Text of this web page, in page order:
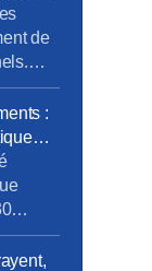
de
que
l’IA,
:
par